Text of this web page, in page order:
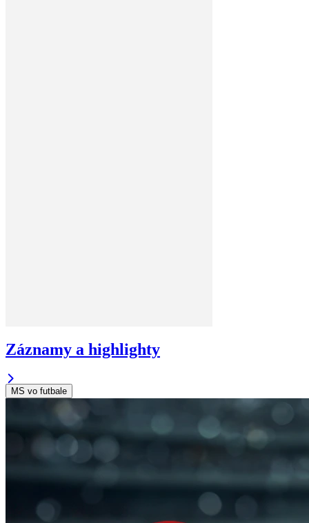
Záznamy a highlighty
MS vo futbale